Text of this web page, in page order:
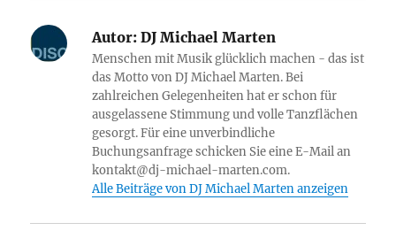
Autor: DJ Michael Marten
Menschen mit Musik glücklich machen - das ist
das Motto von DJ Michael Marten. Bei
zahlreichen Gelegenheiten hat er schon für
ausgelassene Stimmung und volle Tanzflächen
gesorgt. Für eine unverbindliche
Buchungsanfrage schicken Sie eine E-Mail an
kontakt@dj-michael-marten.com.
Alle Beiträge von DJ Michael Marten anzeigen